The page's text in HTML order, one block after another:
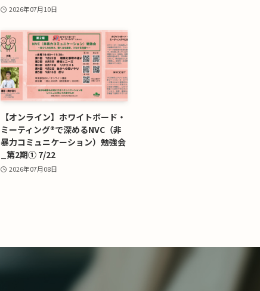
2026年07月10日
【オンライン】ホワイトボード・
ミーティング®で深めるNVC（非
暴力コミュニケーション）勉強会
_第2期① 7/22
2026年07月08日